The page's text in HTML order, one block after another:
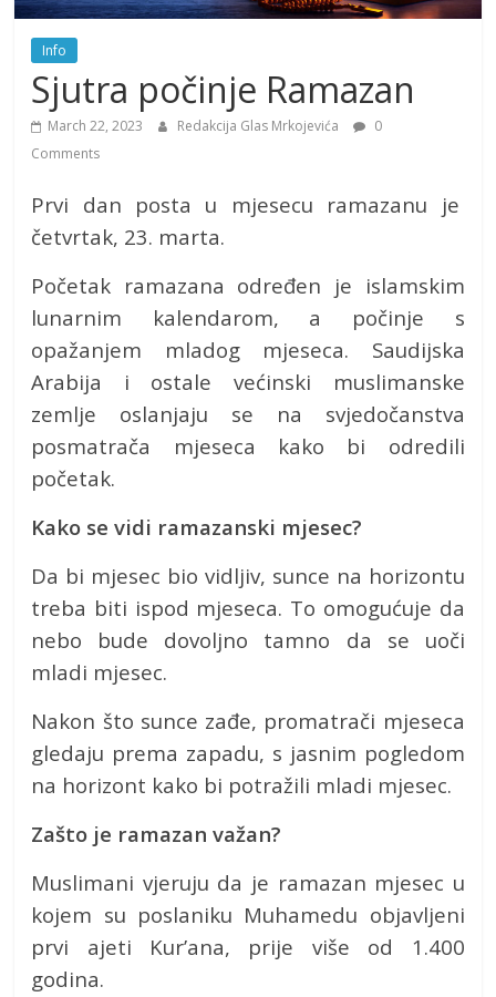
Info
Sjutra počinje Ramazan
March 22, 2023 Redakcija Glas Mrkojevića
0
Comments
Prvi dan posta u mjesecu ramazanu je
četvrtak, 23. marta.
Početak ramazana određen je islamskim
lunarnim kalendarom, a počinje s
opažanjem mladog mjeseca. Saudijska
Arabija i ostale većinski muslimanske
zemlje oslanjaju se na svjedočanstva
posmatrača mjeseca kako bi odredili
početak.
Kako se vidi ramazanski mjesec?
Da bi mjesec bio vidljiv, sunce na horizontu
treba biti ispod mjeseca. To omogućuje da
nebo bude dovoljno tamno da se uoči
mladi mjesec.
Nakon što sunce zađe, promatrači mjeseca
gledaju prema zapadu, s jasnim pogledom
na horizont kako bi potražili mladi mjesec.
Zašto je ramazan važan?
Muslimani vjeruju da je ramazan mjesec u
kojem su poslaniku Muhamedu objavljeni
prvi ajeti Kur’ana, prije više od 1.400
godina.